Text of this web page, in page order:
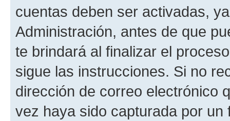
cuentas deben ser activadas,
Administración, antes de que
te brindará al finalizar el
sigue las instrucciones. Si no
dirección de correo electrónico
vez haya sido capturada por